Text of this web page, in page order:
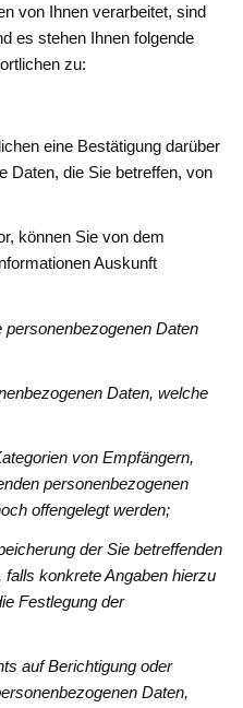
von Ihnen verarbeitet, sind
es stehen Ihnen folgende
zu:
eine Bestätigung darüber
Daten, die Sie betreffen, von
können Sie von dem
Auskunft
Daten
Daten, welche
von Empfängern,
personenbezogenen
offengelegt werden;
der Sie betreffenden
konkrete Angaben hierzu
Festlegung der
auf Berichtigung oder
Daten,